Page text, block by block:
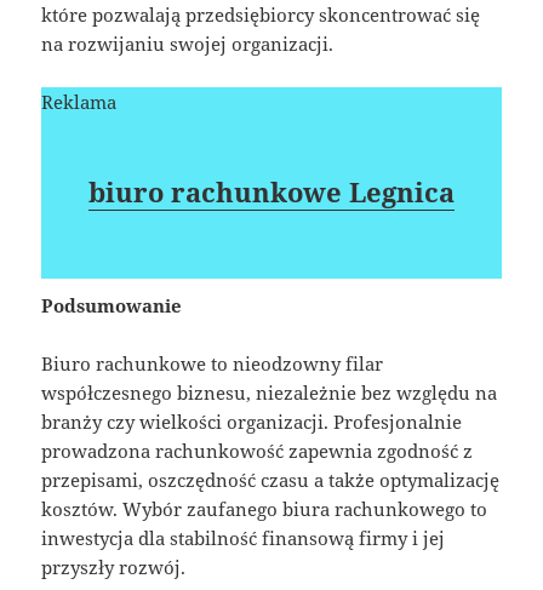
które pozwalają przedsiębiorcy skoncentrować się
na rozwijaniu swojej organizacji.
Reklama
biuro rachunkowe Legnica
Podsumowanie
Biuro rachunkowe to nieodzowny filar
współczesnego biznesu, niezależnie bez względu na
branży czy wielkości organizacji. Profesjonalnie
prowadzona rachunkowość zapewnia zgodność z
przepisami, oszczędność czasu a także optymalizację
kosztów. Wybór zaufanego biura rachunkowego to
inwestycja dla stabilność finansową firmy i jej
przyszły rozwój.